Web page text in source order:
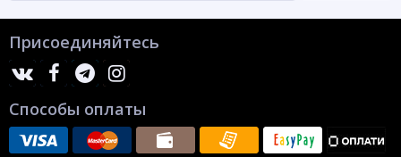
Присоединяйтесь
Способы оплаты